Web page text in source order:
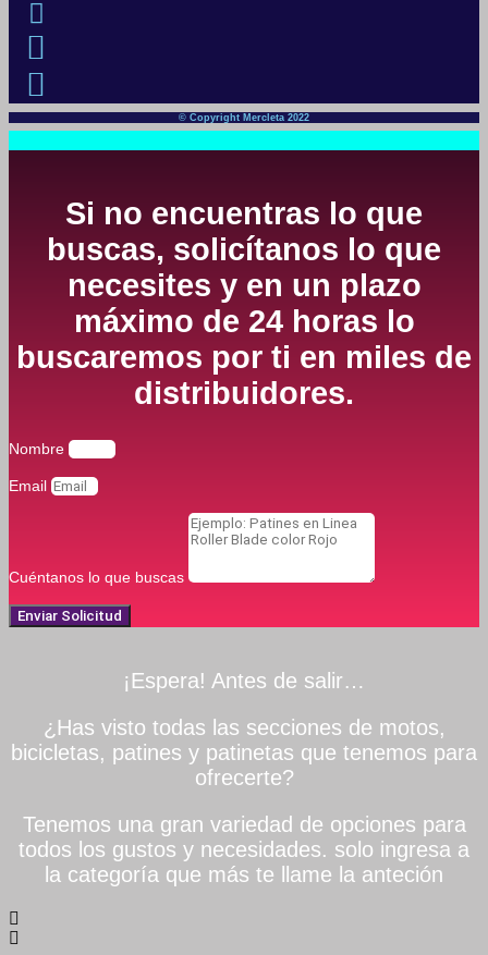
© Copyright Mercleta 2022
Si no encuentras lo que
buscas, solicítanos lo que
necesites y en un plazo
máximo de 24 horas lo
buscaremos por ti en miles de
distribuidores.
Nombre
Email
Cuéntanos lo que buscas
Enviar Solicitud
¡Espera! Antes de salir…
¿Has visto todas las secciones de motos,
bicicletas, patines y patinetas que tenemos para
ofrecerte?
Tenemos una gran variedad de opciones para
todos los gustos y necesidades. solo ingresa a
la categoría que más te llame la anteción